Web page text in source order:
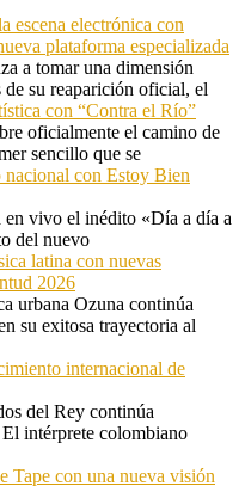
escena electrónica con
plataforma especializada
a tomar una dimensión
de su reaparición oficial, el
con “Contra el Río”
oficialmente el camino de
sencillo que se
nacional con Estoy Bien
en vivo el inédito «Día a día a
del nuevo
latina con nuevas
2026
urbana Ozuna continúa
su exitosa trayectoria al
internacional de
del Rey continúa
intérprete colombiano
Tape con una nueva visión